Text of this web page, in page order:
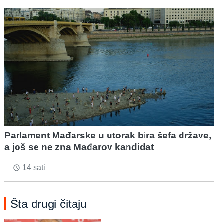
Parlament Mađarske u utorak bira šefa države,
a još se ne zna Mađarov kandidat
access_time 14 sati
Šta drugi čitaju